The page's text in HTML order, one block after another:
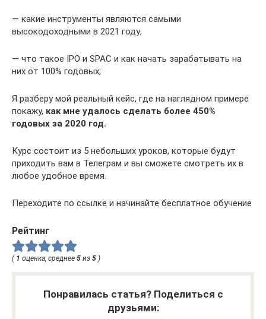
— какие инструменты являются самыми
высокодоходными в 2021 году;
— что такое IPO и SPAC и как начать зарабатывать на
них от 100% годовых;
Я разберу мой реальный кейс, где на наглядном примере
покажу, как мне удалось сделать более 450%
годовых за 2020 год.
Курс состоит из 5 небольших уроков, которые будут
приходить вам в Телеграм и вы сможете смотреть их в
любое удобное время.
Переходите по ссылке и начинайте бесплатное обучение
Рейтинг
( 1 оценка, среднее 5 из 5 )
Понравилась статья? Поделиться с
друзьями: